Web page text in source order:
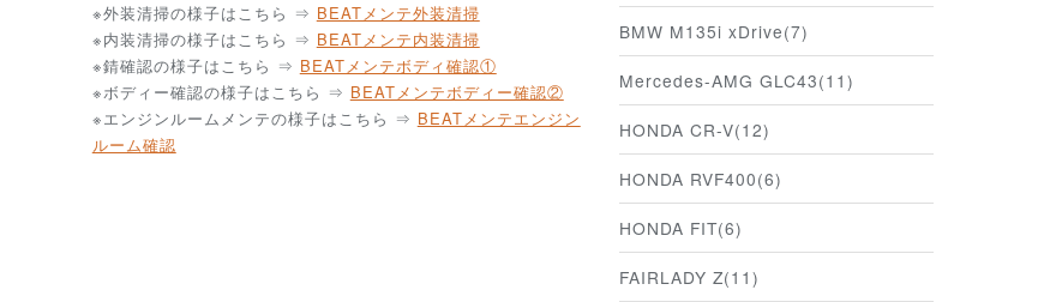
※外装清掃の様子はこちら ⇒ BEATメンテ外装清掃
※内装清掃の様子はこちら ⇒ BEATメンテ内装清掃
※錆確認の様子はこちら ⇒ BEATメンテボディ確認①
※ボディー確認の様子はこちら ⇒ BEATメンテボディー確認②
※エンジンルームメンテの様子はこちら ⇒ BEATメンテエンジン
ルーム確認
BMW M135i xDrive(7)
Mercedes-AMG GLC43(11)
HONDA CR-V(12)
HONDA RVF400(6)
HONDA FIT(6)
FAIRLADY Z(11)